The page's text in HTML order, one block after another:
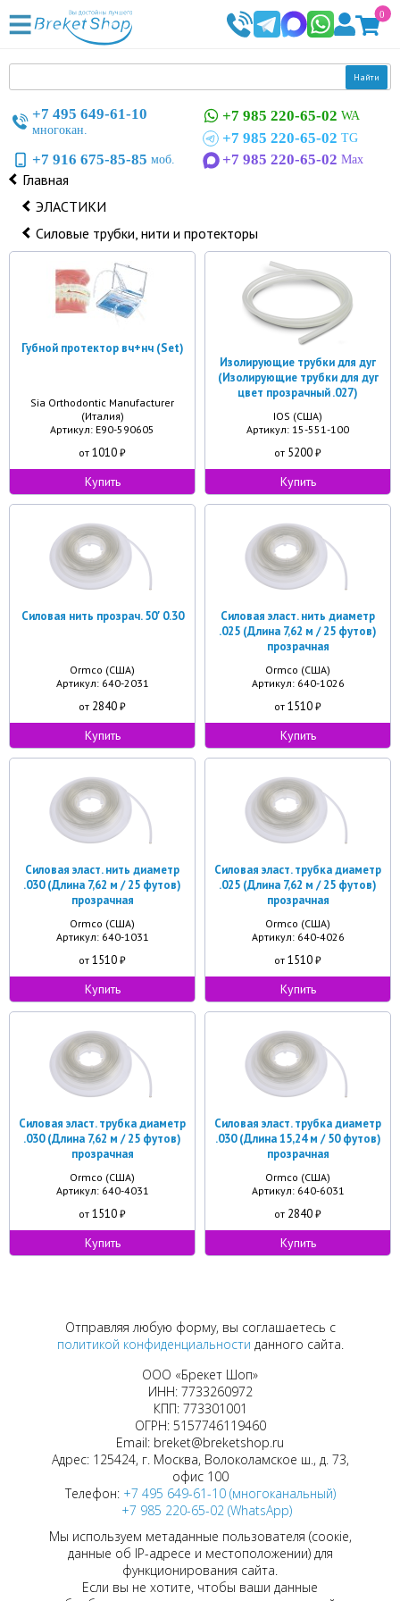
0
Найти
+7 495 649-61-10
многокан.
+7 916 675-85-85 моб.
+7 985 220-65-02 WA
+7 985 220-65-02 TG
+7 985 220-65-02 Max
Главная
ЭЛАСТИКИ
Силовые трубки, нити и протекторы
Губной протектор вч+нч (Set)
Sia Orthodontic Manufacturer
(Италия)
Артикул: Е90-590605
от 1010 ₽
Купить
Изолирующие трубки для дуг
(Изолирующие трубки для дуг
цвет прозрачный .027)
IOS (США)
Артикул: 15-551-100
от 5200 ₽
Купить
Силовая нить прозрач. 50′ 0.30
Ormco (США)
Артикул: 640-2031
от 2840 ₽
Купить
Силовая эласт. нить диаметр
.025 (Длина 7,62 м / 25 футов)
прозрачная
Ormco (США)
Артикул: 640-1026
от 1510 ₽
Купить
Силовая эласт. нить диаметр
.030 (Длина 7,62 м / 25 футов)
прозрачная
Ormco (США)
Артикул: 640-1031
от 1510 ₽
Купить
Силовая эласт. трубка диаметр
.025 (Длина 7,62 м / 25 футов)
прозрачная
Ormco (США)
Артикул: 640-4026
от 1510 ₽
Купить
Силовая эласт. трубка диаметр
.030 (Длина 7,62 м / 25 футов)
прозрачная
Ormco (США)
Артикул: 640-4031
от 1510 ₽
Купить
Силовая эласт. трубка диаметр
.030 (Длина 15,24 м / 50 футов)
прозрачная
Ormco (США)
Артикул: 640-6031
от 2840 ₽
Купить
Отправляя любую форму, вы соглашаетесь с
политикой конфиденциальности данного сайта.
ООО «Брекет Шоп»
ИНН: 7733260972
КПП: 773301001
ОГРН: 5157746119460
Email: breket@breketshop.ru
Адрес: 125424, г. Москва, Волоколамское ш., д. 73,
офис 100
Телефон: +7 495 649-61-10 (многоканальный)
+7 985 220-65-02 (WhatsApp)
Мы используем метаданные пользователя (соокіе,
данные об IP-адресе и местоположении) для
функционирования сайта.
Если вы не хотите, чтобы ваши данные